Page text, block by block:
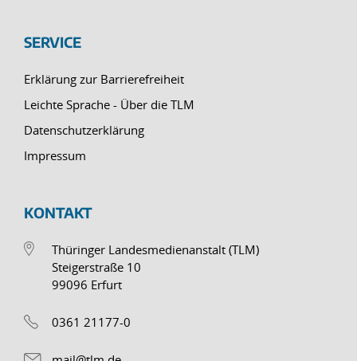
SERVICE
Erklärung zur Barrierefreiheit
Leichte Sprache - Über die TLM
Datenschutzerklärung
Impressum
KONTAKT
Thüringer Landesmedienanstalt (TLM)
Steigerstraße 10
99096 Erfurt
0361 21177-0